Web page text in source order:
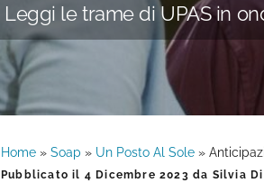
Leggi le trame di UPAS in
Home » Soap » Un Posto Al Sole »
Pubblicato il 4 Dicembre 2023 da Silvia
Barra